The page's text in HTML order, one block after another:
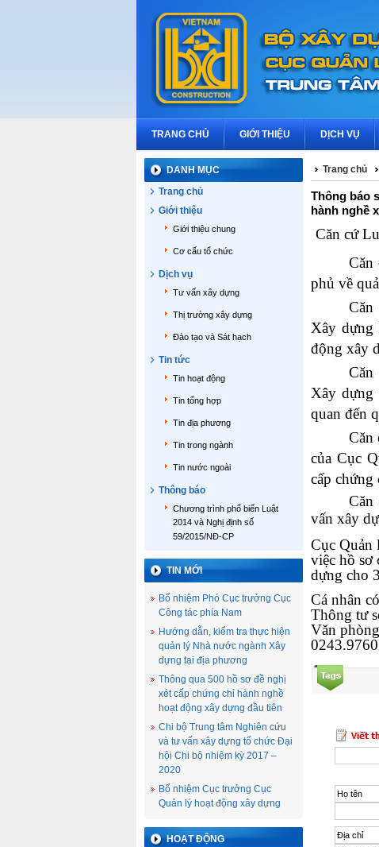
TRANG CHỦ GIỚI THIỆU DỊCH VỤ
DANH MỤC
Trang chủ
Giới thiệu
Giới thiệu chung
Cơ cấu tổ chức
Dịch vụ
Tư vấn xây dựng
Thị trường xây dựng
Đào tạo và Sát hạch
Tin tức
Tin hoạt động
Tin tổng hợp
Tin địa phương
Tin trong ngành
Tin nước ngoài
Thông báo
Chương trình phổ biến Luật
2014 và Nghị định số
59/2015/NĐ-CP
TIN MỚI
Bổ nhiệm Phó Cục trưởng Cục
Công tác phía Nam
Hướng dẫn, kiểm tra thực hiện
quản lý Nhà nước ngành Xây
dựng tại địa phương
Thông qua 500 hồ sơ đề nghị
xét cấp chứng chỉ hành nghề
hoạt động xây dựng đầu tiên
Chi bộ Trung tâm Nghiên cứu
và tư vấn xây dựng tổ chức Đại
hội Chi bộ nhiệm kỳ 2017 –
2020
Bổ nhiệm Cục trưởng Cục
Quản lý hoạt động xây dựng
HOẠT ĐỘNG
Trang chủ
Thông báo
hành nghề
Căn cứ
Căn
phủ về
Xây dựng
động xây
Xây dựng
quan đến
Căn
của Cục
cấp chứng
Căn
vấn xây
Cục
việc hồ sơ
dựng cho
Cá nhân
Thông tư
Văn